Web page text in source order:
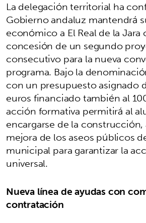
La delegación territorial ha
Gobierno andaluz mantendrá
económico a El Real de la Jara
concesión de un segundo
consecutivo para la nueva
programa. Bajo la
con un presupuesto asignado
euros financiado también al
acción formativa permitirá al
encargarse de la
mejora de los aseos públicos
municipal para garantizar la
universal.
Nueva línea de ayudas con
contratación